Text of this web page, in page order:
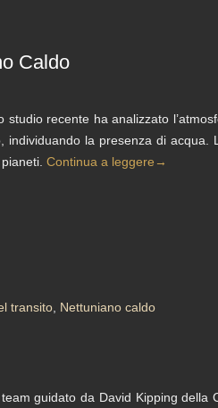
Caldo
studio recente ha analizzato
individuando la presenza di acqua.
Continua a leggere →
transito, Nettuniano caldo
guidato da David Kipping della